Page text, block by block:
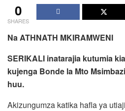
0
SHARES
Na ATHNATH MKIRAMWENI
SERIKALI inatarajia kutumia
kujenga Bonde la Mto
huu.
Akizungumza katika hafla ya